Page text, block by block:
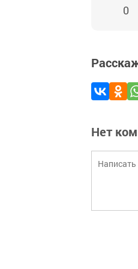
0
Нет